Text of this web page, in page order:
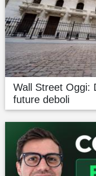
Wall Street Oggi:
future deboli